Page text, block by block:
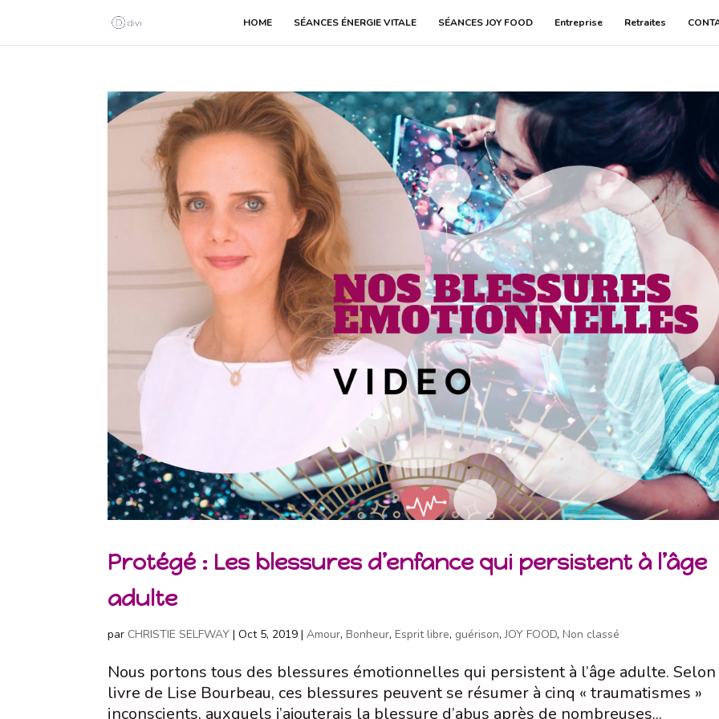
HOME SÉANCES ÉNERGIE VITALE SÉANCES JOY FOOD Entreprise Retraites
Protégé : Les blessures d’enfance qui persistent à l’âge
adulte
par CHRISTIE SELFWAY |Oct 5, 2019 |Amour,Bonheur,Esprit libre, guérison,JOY FOOD,Non classé
Nous portons tous des blessures émotionnelles qui persistent à l’âge adulte.
livre de Lise Bourbeau, ces blessures peuvent se résumer à cinq « traumatismes »
inconscients, auxquels j’ajouterais la blessure d’abus après de nombreuses...